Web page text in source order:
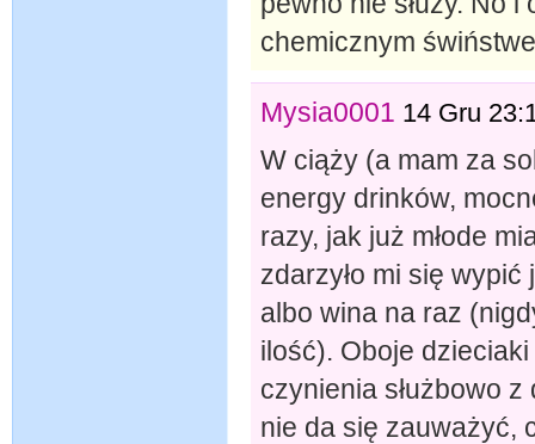
chemicznym
Mysia0001 14 Gru
W ciąży (a mam za
energy drinków,
razy, jak już młode
zdarzyło mi się
albo wina na raz
ilość). Oboje
czynienia służbowo
nie da się zauważyć,